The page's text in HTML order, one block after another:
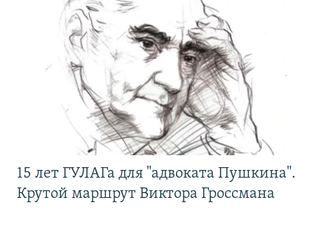
15 лет ГУЛАГа для "адвоката Пушкина".
Крутой маршрут Виктора Гроссмана